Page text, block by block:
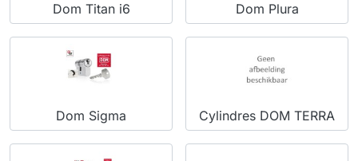
Dom Titan i6 Dom Plura
Dom Sigma Cylindres DOM TERRA